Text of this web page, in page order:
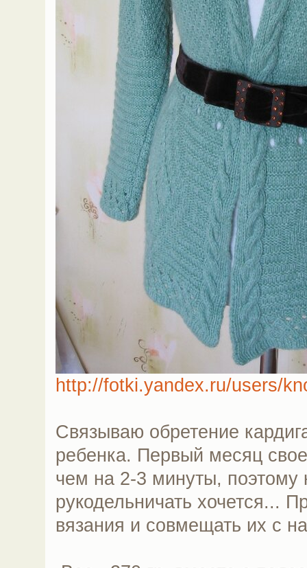
http://fotki.yandex.ru/users/
Связываю обретение
ребенка. Первый месяц
чем на 2-3 минуты,
рукодельничать хочется...
вязания и совмещать их с